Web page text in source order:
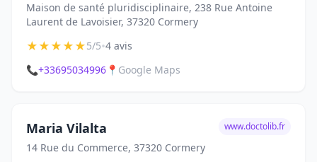
Maison de santé pluridisciplinaire, 238 Rue Antoine
Laurent de Lavoisier, 37320 Cormery
★★★★★5/5•4 avis
📞+33695034996 📍 Google Maps
Maria Vilalta
14 Rue du Commerce, 37320 Cormery
www.doctolib.fr